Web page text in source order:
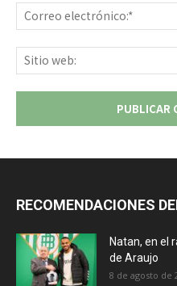
RECOMENDACIONES
Natan, en el
de Araujo
8 de agosto de